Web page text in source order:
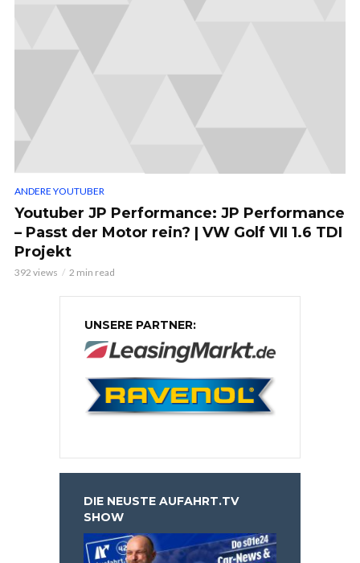
ANDERE YOUTUBER
Youtuber JP Performance: JP Performance
– Passt der Motor rein? | VW Golf VII 1.6 TDI
Projekt
392 views 2 min read
UNSERE PARTNER:
DIE NEUSTE AUFAHRT.TV
SHOW